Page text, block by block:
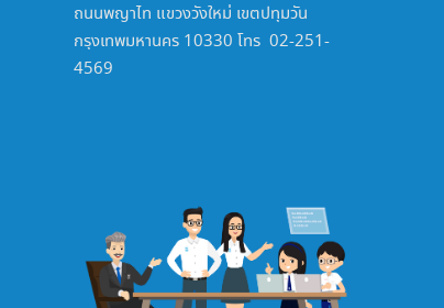
ถนนพญาไท แขวงวังใหม่ เขตปทุมวัน
กรุงเทพมหานคร 10330 โทร 02-251-
4569